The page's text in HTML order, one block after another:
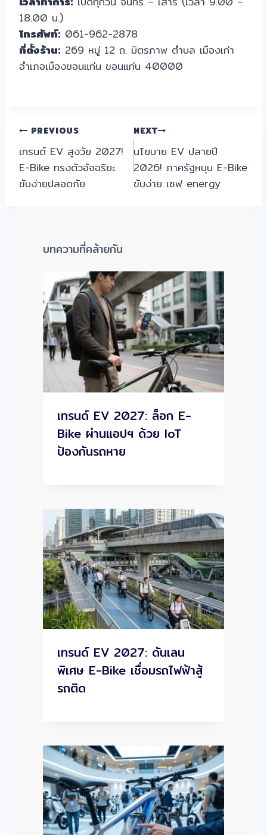
18.00 น.)
โทรศัพท์: 061-962-2878
ที่ตั้งร้าน: 269 หมู่ 12 ถ. มิตรภาพ ตำบล เมืองเก่า
อำเภอเมืองขอนแก่น ขอนแก่น 40000
แนะแนว
เรื่อง
PREVIOUS
เทรนด์ EV สูงวัย 2027!
E-Bike ทรงตัวอัจฉริยะ
ขับง่ายปลอดภัย
NEXT
นโยบาย EV ปลายปี
2026! ภาครัฐหนุน E-Bike
ขับง่าย เซฟ energy
บทความที่คล้ายกัน
เทรนด์ EV 2027: ล็อก E-
Bike ผ่านแอปฯ ด้วย IoT
ป้องกันรถหาย
เทรนด์ EV 2027: ดันเลน
พิเศษ E-Bike เชื่อมรถไฟฟ้าสู้
รถติด